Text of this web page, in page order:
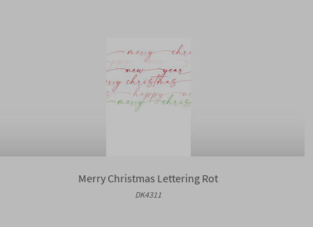
Merry Christmas Lettering Rot
DK4311